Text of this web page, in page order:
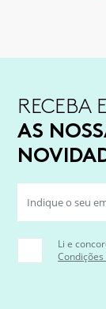
RECEBA
AS
Li e